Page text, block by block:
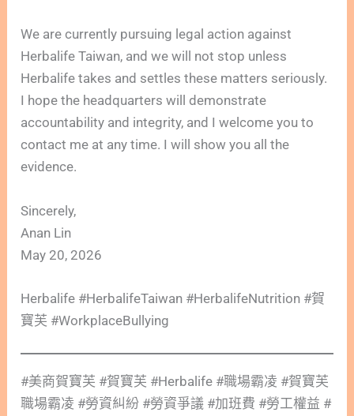
We are currently pursuing legal action against
Herbalife Taiwan, and we will not stop unless
Herbalife takes and settles these matters seriously.
I hope the headquarters will demonstrate
accountability and integrity, and I welcome you to
contact me at any time. I will show you all the
evidence.
Sincerely,
Anan Lin
May 20, 2026
Herbalife #HerbalifeTaiwan #HerbalifeNutrition #賀
寶芙 #WorkplaceBullying
#美商賀寶芙 #賀寶芙 #Herbalife #職場霸凌 #賀寶芙
職場霸凌 #勞資糾紛 #勞資爭議 #加班費 #勞工權益 #